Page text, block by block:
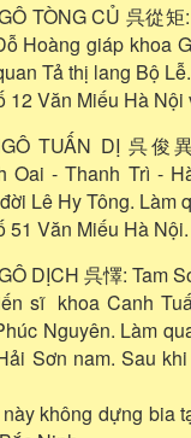
TÒNG CỦ 呉從
Hoàng giáp khoa
Tả thị lang Bộ Lễ.
12 Văn Miếu Hà
TUẤN DỊ 呉俊
Oai - Thanh Trì -
Lê Hy Tông. Làm
51 Văn Miếu Hà Nội.
DỊCH 呉懌: Tam
sĩ khoa Canh
Nguyên. Làm
Sơn nam. Sau
không dựng bia